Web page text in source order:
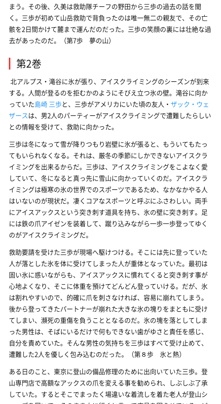
まう。その後、久美は救助隊チーフの野田から三歩の過去の話を聞
く。三歩が初めて山岳救助で背負ったのは唯一無二の親友で、その亡
骸を2日間かけて麓まで運んだのだった。三歩の笑顔の裏には壮絶な過
去があったのだ。（第7歩 夢の山）
第2巻
北アルプス・滝谷に氷が張り、アイスクライミングのシーズンが到来
する。人間が登るのを拒むかのようにそびえ立つ氷の壁。滝谷に向か
っていた島崎 三歩と、三歩がアメリカにいた頃の友人・ ザック・ウェ
ザースは、男2人のパーティーがアイスクライミングで遭難したらしい
との情報を受けて、救助に向かった。
三歩は冬になって雪が降りつもり岩壁に氷が張ると、もういてもたっ
てもいられなくなる。それは、厳冬の季節にしかできないアイスクラ
イミングを出来るからだ。三歩は、アイスクライミングをこよなく愛
していて、冬になると真っ先に雪山に向かっていくのだ。アイスクラ
イミングは極寒の氷の世界でのスポーツであるため、なかなかやる人
はいないのが現状だ。凄くコアなスポーツと呼ぶにふさわしい。両手
にアイスアックスという突き刺す道具を持ち、氷の壁に突き刺す。足
には鉄の爪アイゼンを装着して、蹴り込みながら一歩一歩登ってゆく
のがアイスクライミングだ。
救助要請を受けた三歩が現場へ駆けつける。そこには先に登っていた
人が落とした氷を体に受けてしまった人が重体となっていた。最初は
固い氷に惑いながらも、アイスアックスに慣れてくると突き刺す事が
心地よくなり、そこに体重を預けてどんどん登っていける。だが、氷
は割れやすいので、的確に爪を刺さなければ、容易に崩れてしまう。
後から登ってきたパートナーが崩れた大きな氷の塊りをまともに受け
てしまい、瀕死の重傷を負うこととなるのだ。氷の塊を落としてしま
った男性は、そばにいるだけで何もできない歯がゆさと責任を感じ、
自分を責めていた。そんな男性の気持ちを三歩はすべて受け止めて、
遭難した2人を優しく包み込むのだった。（第８歩 氷と熱）
ある日のこと、東京に登山の備品修理のために出向いていた三歩。登
山専門店で高額なアックスの爪を変える事を勧められ、しぶしぶ了承
していた。するとそこでまったく場違いな着流しを着た老人が登山シ